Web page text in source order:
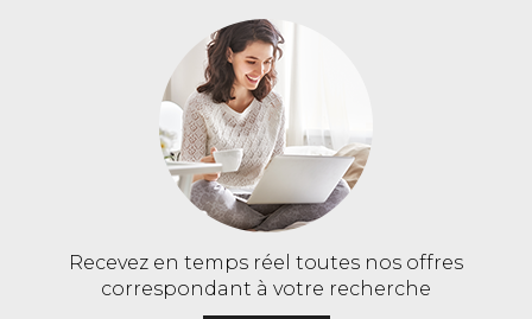
Recevez en temps réel toutes nos offres
correspondant à votre recherche